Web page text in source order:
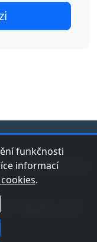
funkčnosti
informací
.
v České republice.
Napište nám!